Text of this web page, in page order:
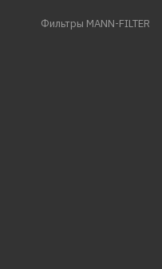
Фильтры MANN-FILTER